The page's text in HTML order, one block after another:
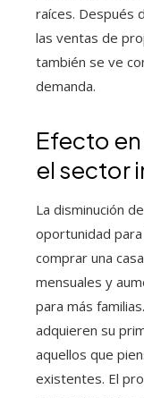
raíces. Después
las ventas de
también se ve
demanda.
Efecto
el sector
La disminución
oportunidad
comprar una
mensuales y
para más
adquieren su
aquellos que
existentes. El